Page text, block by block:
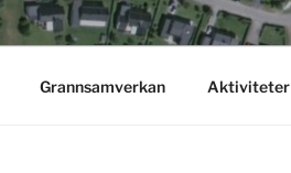
Grannsamverkan Aktiviteter